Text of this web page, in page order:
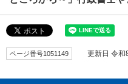
ページ番号1051149 更新日 令和